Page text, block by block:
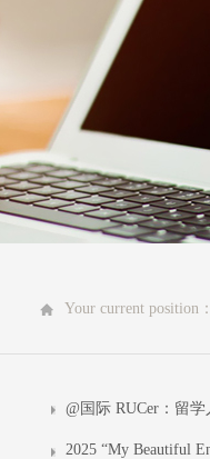
Your current position
@国际 RUCer：留
2025 “My Beautiful